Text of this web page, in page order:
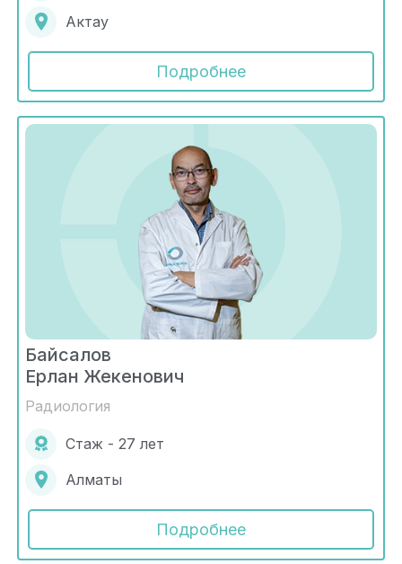
Актау
Подробнее
Байсалов
Ерлан Жекенович
Радиология
Стаж - 27 лет
Алматы
Подробнее